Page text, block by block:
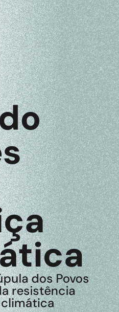
dos Povos
resistência